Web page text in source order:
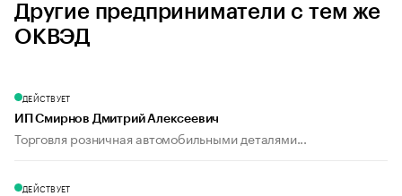
Другие предприниматели с тем же
ОКВЭД
ДЕЙСТВУЕТ
ИП Смирнов Дмитрий Алексеевич
Торговля розничная автомобильными деталями...
ДЕЙСТВУЕТ